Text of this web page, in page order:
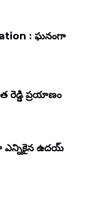
: ఘనంగా
రెడ్డి ప్రయాణం
ఎన్నికైన ఉదయ్